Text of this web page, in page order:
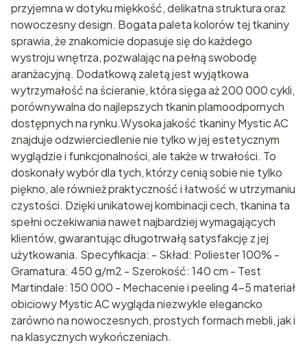
przyjemna w dotyku miękkość, delikatna struktura oraz
nowoczesny design. Bogata paleta kolorów tej tkaniny
sprawia, że znakomicie dopasuje się do każdego
wystroju wnętrza, pozwalając na pełną swobodę
aranżacyjną. Dodatkową zaletą jest wyjątkowa
wytrzymałość na ścieranie, która sięga aż 200 000 cykli,
porównywalna do najlepszych tkanin plamoodpornych
dostępnych na rynku.Wysoka jakość tkaniny Mystic AC
znajduje odzwierciedlenie nie tylko w jej estetycznym
wyglądzie i funkcjonalności, ale także w trwałości. To
doskonały wybór dla tych, którzy cenią sobie nie tylko
piękno, ale również praktyczność i łatwość w utrzymaniu
czystości. Dzięki unikatowej kombinacji cech, tkanina ta
spełni oczekiwania nawet najbardziej wymagających
klientów, gwarantując długotrwałą satysfakcję z jej
użytkowania. Specyfikacja: - Skład: Poliester 100% -
Gramatura: 450 g/m2 - Szerokość: 140 cm - Test
Martindale: 150 000 - Mechacenie i peeling 4-5 materiał
obiciowy Mystic AC wygląda niezwykle elegancko
zarówno na nowoczesnych, prostych formach mebli, jak i
na klasycznych wykończeniach.